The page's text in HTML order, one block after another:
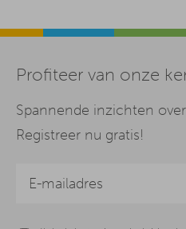
Profiteer van onze
Spannende inzichten
Registreer nu gratis!